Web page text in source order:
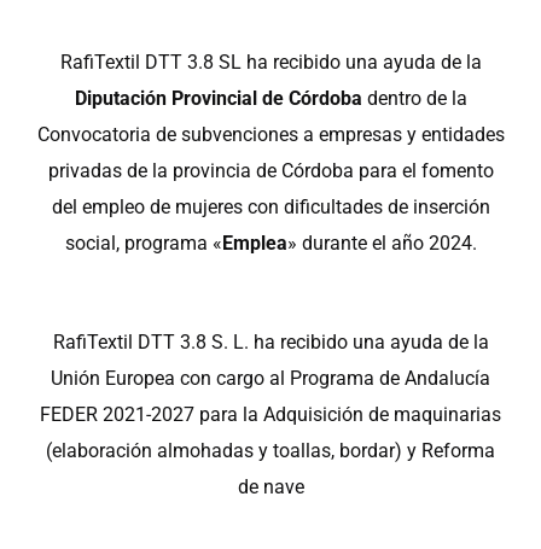
RafiTextil DTT 3.8 SL ha recibido una ayuda de la
Diputación Provincial de Córdoba dentro de la
Convocatoria de subvenciones a empresas y entidades
privadas de la provincia de Córdoba para el fomento
del empleo de mujeres con dificultades de inserción
social, programa «Emplea» durante el año 2024.
RafiTextil DTT 3.8 S. L. ha recibido una ayuda de la
Unión Europea con cargo al Programa de Andalucía
FEDER 2021-2027 para la Adquisición de maquinarias
(elaboración almohadas y toallas, bordar) y Reforma
de nave